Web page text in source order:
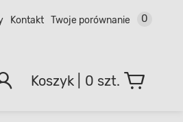
Kontakt Twoje porównanie 0
0 szt.